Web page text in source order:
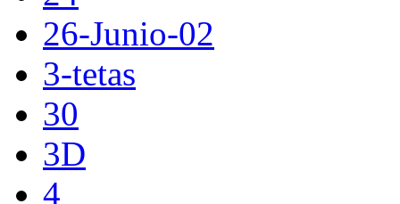
26-Junio-02
3-tetas
30
3D
4